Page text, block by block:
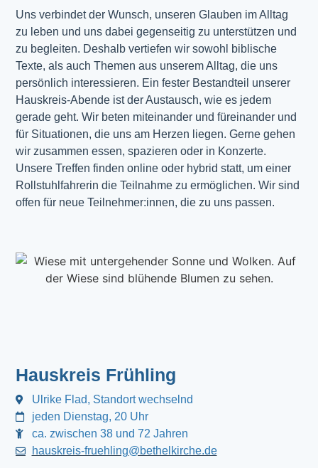
Uns verbindet der Wunsch, unseren Glauben im Alltag
zu leben und uns dabei gegenseitig zu unterstützen und
zu begleiten. Deshalb vertiefen wir sowohl biblische
Texte, als auch Themen aus unserem Alltag, die uns
persönlich interessieren. Ein fester Bestandteil unserer
Hauskreis-Abende ist der Austausch, wie es jedem
gerade geht. Wir beten miteinander und füreinander und
für Situationen, die uns am Herzen liegen. Gerne gehen
wir zusammen essen, spazieren oder in Konzerte.
Unsere Treffen finden online oder hybrid statt, um einer
Rollstuhlfahrerin die Teilnahme zu ermöglichen. Wir sind
offen für neue Teilnehmer:innen, die zu uns passen.
Hauskreis Frühling
Ulrike Flad, Standort wechselnd
jeden Dienstag, 20 Uhr
ca. zwischen 38 und 72 Jahren
hauskreis-fruehling@bethelkirche.de